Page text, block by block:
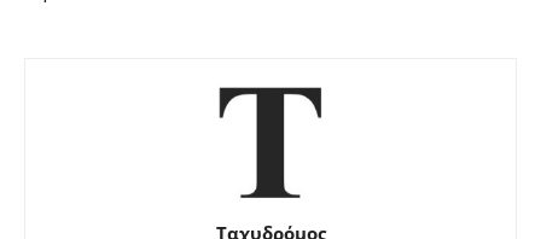
Ταχυδρόμος